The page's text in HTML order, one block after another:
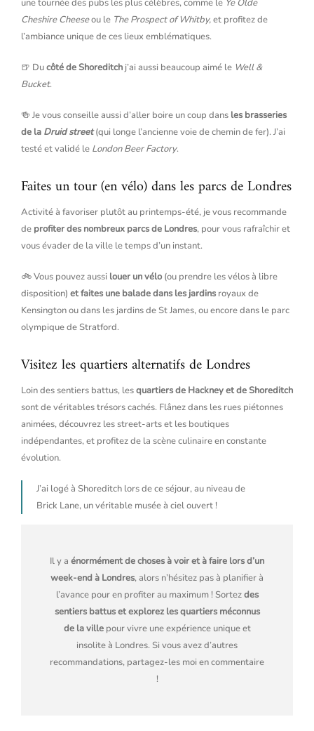
une tournée des pubs les plus célèbres, comme le Ye Olde
Cheshire Cheeseou le The Prospect of Whitby,et profitez de
l’ambiance unique de ces lieux emblématiques.
🍺 Ducôté de Shoreditch j’ai aussi beaucoup aimé le Well &
Bucket.
🍻 Je vous conseille aussi d’aller boire un coup dans les brasseries
de la Druid street(qui longe l’ancienne voie de chemin de fer). J’ai
testé et validé le London Beer Factory.
Faites un tour (en vélo) dans les parcs de Londres
Activité à favoriser plutôt au printemps-été, je vous recommande
de profiter des nombreux parcs de Londres, pour vous rafraîchir et
vous évader de la ville le temps d’un instant.
🚲 Vous pouvez aussi louer un vélo(ou prendre les vélos à libre
disposition) et faites une balade dans les jardins royaux de
Kensington ou dans les jardins de St James, ou encore dans le parc
olympique de Stratford.
Visitez les quartiers alternatifs de Londres
Loin des sentiers battus, lesquartiers de Hackney et de Shoreditch
sont de véritables trésors cachés. Flânez dans les rues piétonnes
animées, découvrez les street-arts et les boutiques
indépendantes, et profitez de la scène culinaire en constante
évolution.
J’ai logé à Shoreditch lors de ce séjour, au niveau de
Brick Lane, un véritable musée à ciel ouvert !
Il y a énormément de choses à voir et à faire lors d’un
week-end à Londres, alors n’hésitez pas à planifier à
l’avance pour en profiter au maximum ! Sortezdes
sentiers battus et explorez les quartiers méconnus
de la villepour vivre une expérience unique et
insolite à Londres. Si vous avez d’autres
recommandations, partagez-les moi en commentaire
!